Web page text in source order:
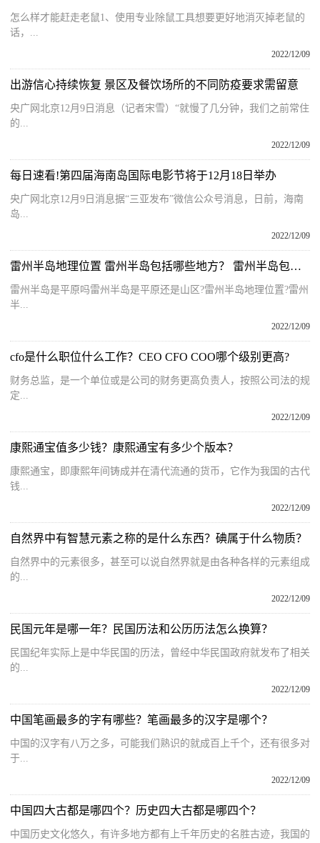
怎么样才能赶走老鼠1、使用专业除鼠工具想要更好地消灭掉老鼠的
话，...
2022/12/09
出游信心持续恢复 景区及餐饮场所的不同防疫要求需留意
央广网北京12月9日消息（记者宋雪）“就慢了几分钟，我们之前常住
的...
2022/12/09
每日速看!第四届海南岛国际电影节将于12月18日举办
央广网北京12月9日消息据“三亚发布”微信公众号消息，日前，海南
岛...
2022/12/09
雷州半岛地理位置 雷州半岛包括哪些地方？ 雷州半岛包括哪里？
雷州半岛是平原吗雷州半岛是平原还是山区?雷州半岛地理位置?雷州
半...
2022/12/09
cfo是什么职位什么工作？CEO CFO COO哪个级别更高?
财务总监，是一个单位或是公司的财务更高负责人，按照公司法的规
定...
2022/12/09
康熙通宝值多少钱？康熙通宝有多少个版本？
康熙通宝，即康熙年间铸成并在清代流通的货币，它作为我国的古代
钱...
2022/12/09
自然界中有智慧元素之称的是什么东西？碘属于什么物质？
自然界中的元素很多，甚至可以说自然界就是由各种各样的元素组成
的...
2022/12/09
民国元年是哪一年？民国历法和公历历法怎么换算？
民国纪年实际上是中华民国的历法，曾经中华民国政府就发布了相关
的...
2022/12/09
中国笔画最多的字有哪些？笔画最多的汉字是哪个？
中国的汉字有八万之多，可能我们熟识的就成百上千个，还有很多对
于...
2022/12/09
中国四大古都是哪四个？历史四大古都是哪四个？
中国历史文化悠久，有许多地方都有上千年历史的名胜古迹，我国的